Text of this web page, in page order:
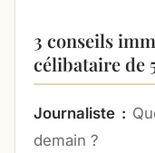
3 conseils
célibataire de
Journaliste :
demain ?